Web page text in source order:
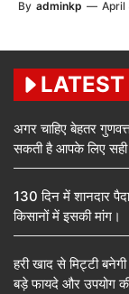
By adminkp — April
अगर चाहिए बेहतर
सकती है आपके लिए सही
130 दिन में शानदार
किसानों में इसकी मांग।
हरी खाद से मिट्टी
बड़े फायदे और उपयोग